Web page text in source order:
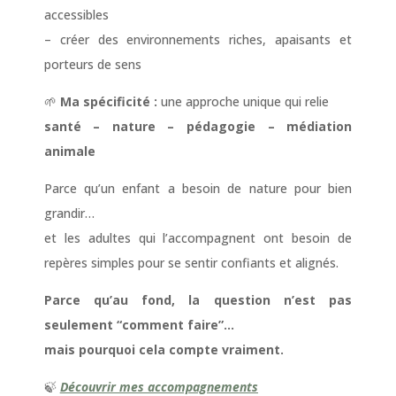
accessibles
– créer des environnements riches, apaisants et
porteurs de sens
🌱 Ma spécificité : une approche unique qui relie
santé – nature – pédagogie – médiation
animale
Parce qu’un enfant a besoin de nature pour bien
grandir…
et les adultes qui l’accompagnent ont besoin de
repères simples pour se sentir confiants et alignés.
Parce qu’au fond, la question n’est pas
seulement “comment faire”…
mais pourquoi cela compte vraiment.
🍃 Découvrir mes accompagnements